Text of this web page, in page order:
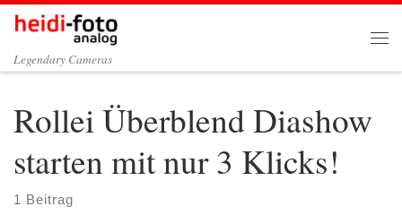
Zum Inhalt springen
Legendary Cameras
Rollei Überblend Diashow
starten mit nur 3 Klicks!
1 Beitrag